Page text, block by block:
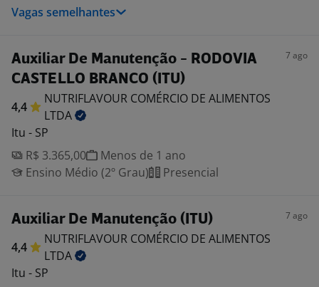
Vagas semelhantes
Auxiliar De Manutenção - RODOVIA
CASTELLO BRANCO (ITU)
7 ago
4,4
NUTRIFLAVOUR COMÉRCIO DE ALIMENTOS
LTDA
Itu - SP
R$ 3.365,00
Menos de 1 ano
Ensino Médio (2º Grau)
Presencial
Auxiliar De Manutenção (ITU) 7 ago
4,4
NUTRIFLAVOUR COMÉRCIO DE ALIMENTOS
LTDA
Itu - SP